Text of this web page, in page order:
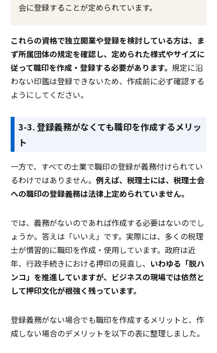
会に登録することが定められています。
これらの資格で独立開業や登録を検討している方は、ま
ず所属団体の規定を確認し、定められた様式やサイズに
従って職印を作成・登録する必要があります。規定に沿
わない印鑑は登録できないため、作成前に必ず確認する
ようにしてください。
3-3. 登録義務がなくても職印を作成するメリッ
ト
一方で、すべての士業で職印の登録が義務付けられてい
るわけではありません。例えば、税理士には、税理士会
への職印の登録義務は法律上定められていません。
では、義務がないのであれば作成する必要はないのでし
ょうか。答えは「いいえ」です。実際には、多くの税理
士が慣習的に職印を作成・使用しています。政府は近
年、行政手続きにおける押印の見直し、 いわゆる「脱ハ
ンコ」を推進していますが、ビジネスの現場では依然と
して押印文化が根強く残っています。
登録義務がない場合でも職印を作成するメリットと、作
成しない場合のデメリットを以下の表に整理しました。